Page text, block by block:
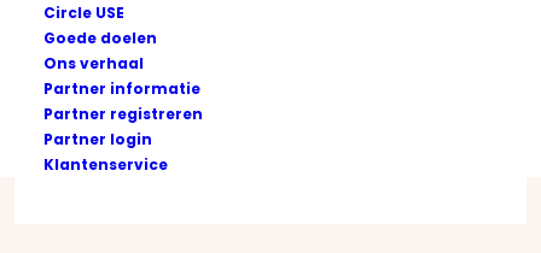
Circle USE
Goede doelen
Ons verhaal
Partner informatie
Partner registreren
Partner login
Klantenservice